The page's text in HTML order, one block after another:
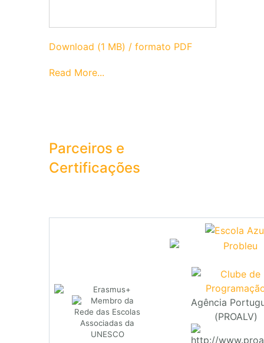
Download (1 MB) / formato PDF
Read More...
Parceiros e
Certificações
Agência
(PROALV)